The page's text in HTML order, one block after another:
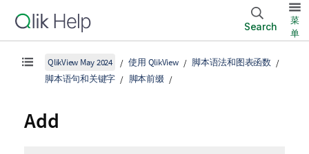
Search
菜
单
QlikView May 2024 使用 QlikView
脚本语法和图表函数
脚本语句和关键字
脚本前缀
Add